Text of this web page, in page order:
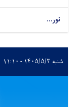
نور...
شنبه ۱۴۰۵/۵/۳ - ۱۱:۱۰